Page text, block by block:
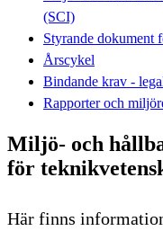
(SCI)
Styrande dokument
Årscykel
Bindande krav -
Rapporter och
Miljö- och
för
Här finns